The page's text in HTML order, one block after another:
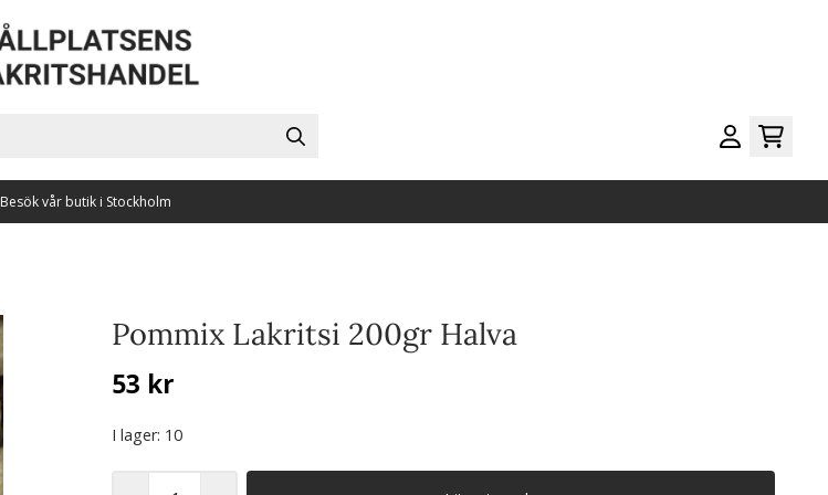
Besök vår butik i Stockholm
Pommix Lakritsi 200gr Halva
53 kr
I lager: 10